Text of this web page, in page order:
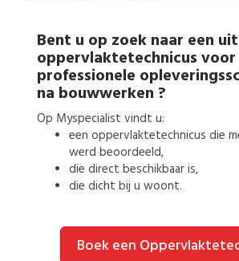
Bent u op zoek naar een
oppervlaktetechnicus voor
professionele
na bouwwerken ?
Op Myspecialist vindt u:
een oppervlaktetechnicus die
werd beoordeeld,
die direct beschikbaar is,
die dicht bij u woont.
Boek een